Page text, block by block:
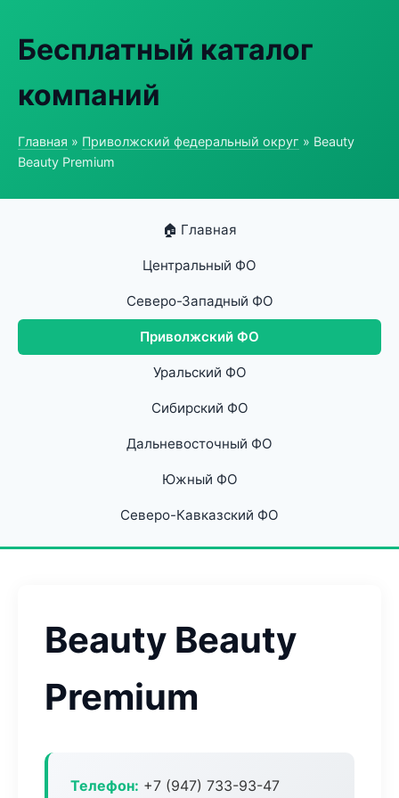
Бесплатный каталог
компаний
Главная » Приволжский федеральный округ » Beauty
Beauty Premium
🏠 Главная
Центральный ФО
Северо-Западный ФО
Приволжский ФО
Уральский ФО
Сибирский ФО
Дальневосточный ФО
Южный ФО
Северо-Кавказский ФО
Beauty Beauty
Premium
Телефон: +7 (947) 733-93-47